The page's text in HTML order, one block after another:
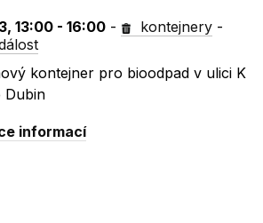
13:00 - 16:00 - kontejnery -
kontejner pro bioodpad v ulici K
Dubin
informací